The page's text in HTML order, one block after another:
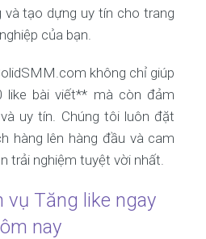
tạo dựng uy tín cho trang
của bạn.
không chỉ giúp
like bài viết** mà còn đảm
uy tín. Chúng tôi luôn đặt
hàng lên hàng đầu và cam
trải nghiệm tuyệt vời nhất.
vụ Tăng like ngay
nay